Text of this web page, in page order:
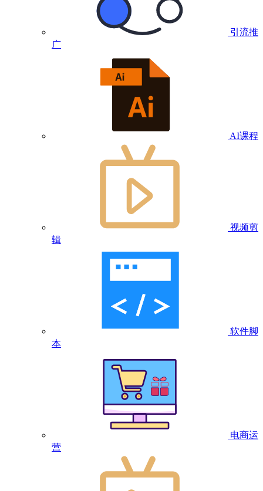
引流推
广
AI课程
视频剪
辑
软件脚
本
电商运
营